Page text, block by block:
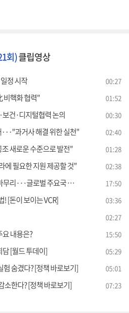
회)클립영상
정 시작 00:27
비핵화 협력" 01:52
건·디지털협력 논의 00:30
과거사 해결 위한 실천" 02:40
새로운 수준으로 발전" 01:28
에 필요한 지원 제공할 것" 02:38
로벌 주요국 정상외교 성과는? 17:50
! [돈이 보이는 VCR] 03:36
02:27
요 내용은? 15:50
[월드 투데이] 05:29
험 숨겼다? [정책 바로보기] 05:01
소한다? [정책 바로보기] 07:23